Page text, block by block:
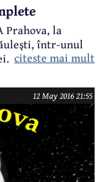
Prahova, la
într-unul
Partida a fost la
câştigă destul
fi de semnalat
din
la Astra II, iar
două jocuri, ar
Drăgăneşti după
"lanternei roşii".
citeste mai mult
12 May 2016 21:55